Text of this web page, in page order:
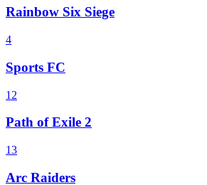
Rainbow Six Siege
4
Sports FC
12
Path of Exile 2
13
Arc Raiders